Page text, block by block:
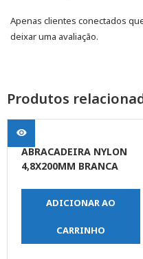
Apenas clientes conectados
deixar uma avaliação.
Produtos
ABRACADEIRA NYLON
4,8X200MM BRANCA
ADICIONAR AO
CARRINHO